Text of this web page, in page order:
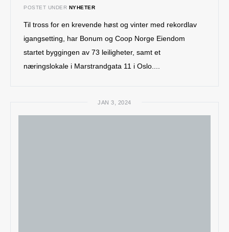
POSTET UNDER NYHETER
Til tross for en krevende høst og vinter med rekordlav
igangsetting, har Bonum og Coop Norge Eiendom
startet byggingen av 73 leiligheter, samt et
næringslokale i Marstrandgata 11 i Oslo....
JAN 3, 2024